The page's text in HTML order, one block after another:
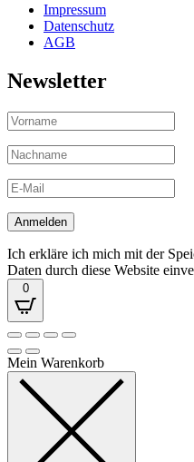
Impressum
Datenschutz
AGB
Newsletter
Ich erkläre ich mich mit der
Daten durch diese Website
0
Mein Warenkorb